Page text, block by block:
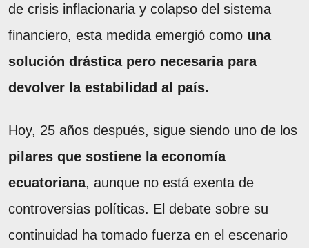
de crisis inflacionaria y colapso del sistema
financiero, esta medida emergió como una
solución drástica pero necesaria para
devolver la estabilidad al país.
Hoy, 25 años después, sigue siendo uno de los
pilares que sostiene la economía
ecuatoriana, aunque no está exenta de
controversias políticas. El debate sobre su
continuidad ha tomado fuerza en el escenario